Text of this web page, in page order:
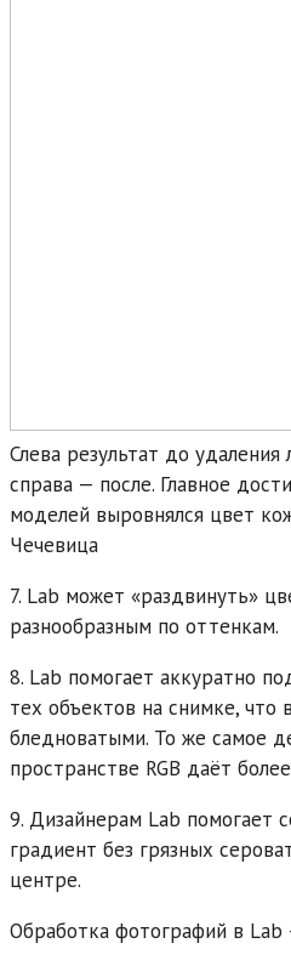
Слева результат до
справа — после. Главное
моделей выровнялся цвет
Чечевица
7. Lab может «раздвинуть»
разнообразным по оттенкам.
8. Lab помогает аккуратно
тех объектов на снимке, что
бледноватыми. То же самое
пространстве RGB даёт
9. Дизайнерам Lab помогает
градиент без грязных
центре.
Обработка фотографий в